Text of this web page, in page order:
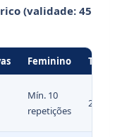
(validade: 45
Feminino
Mín. 10
repetições
2